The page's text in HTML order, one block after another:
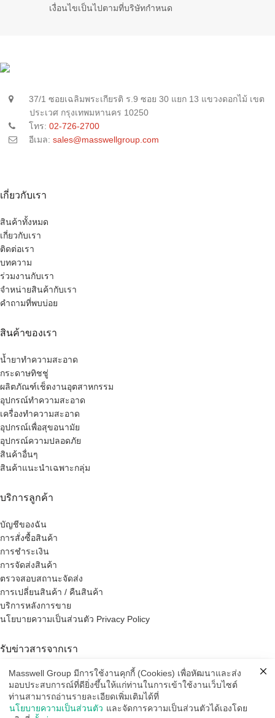
เงื่อนไขเป็นไปตามที่บริษัทกำหนด
37/1 ซอยเฉลิมพระเกียรติ ร.9 ซอย 30 แยก 13 แขวงดอกไม้ เขต
ประเวศ กรุงเทพมหานคร 10250
โทร: 02-726-2700
อีเมล: sales@masswellgroup.com
เกี่ยวกับเรา
สินค้าทั้งหมด
เกี่ยวกับเรา
ติดต่อเรา
บทความ
ร่วมงานกับเรา
จำหน่ายสินค้ากับเรา
คำถามที่พบบ่อย
สินค้าของเรา
น้ำยาทำความสะอาด
กระดาษทิชชู่
ผลิตภัณฑ์เช็ดงานอุตสาหกรรม
อุปกรณ์ทำความสะอาด
เครื่องทำความสะอาด
อุปกรณ์เพื่อสุขอนามัย
อุปกรณ์ความปลอดภัย
สินค้าอื่นๆ
สินค้าแนะนำเฉพาะกลุ่ม
บริการลูกค้า
บัญชีของฉัน
การสั่งซื้อสินค้า
การชำระเงิน
การจัดส่งสินค้า
ตรวจสอบสถานะจัดส่ง
การเปลี่ยนสินค้า / คืนสินค้า
บริการหลังการขาย
นโยบายความเป็นส่วนตัว Privacy Policy
รับข่าวสารจากเรา
Email address:
Masswell Group มีการใช้งานคุกกี้ (Cookies) เพื่อหัฒนาและส่ง
มอบประสบการณ์ที่ดียิ่งขึ้นให้แก่ท่านในการเข้าใช้งานเว็บไซต์
ท่านสามารถอ่านรายละเอียดเพิ่มเติมได้ที่
นโยบายความเป็นส่วนตัว และจัดการความเป็นส่วนตัวได้เองโดย